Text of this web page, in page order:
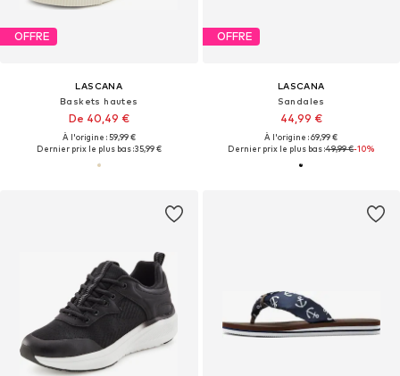
OFFRE
LASCANA
Baskets hautes
De 40,49 €
À l'origine : 59,99 €
Dernier prix le plus bas :35,99 €
OFFRE
LASCANA
Sandales
44,99 €
À l'origine : 69,99 €
Dernier prix le plus bas :49,99 €-10%